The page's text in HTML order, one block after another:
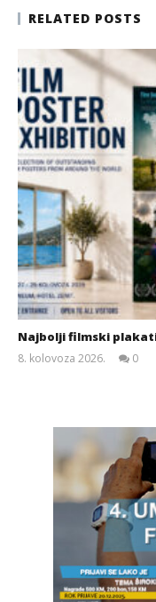
RELATED POSTS
Najbolji filmski
8. kolovoza 2026.
0